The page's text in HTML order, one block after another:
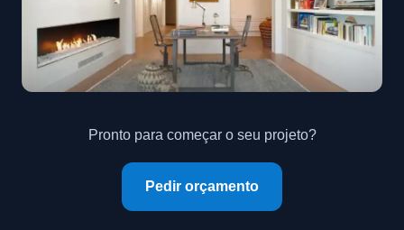
Pronto para começar o seu projeto?
Pedir orçamento